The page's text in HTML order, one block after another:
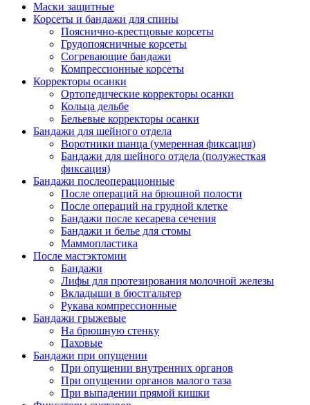
Маски защитные
Корсеты и бандажи для спины
Пояснично-крестцовые корсеты
Грудопоясничные корсеты
Согревающие бандажи
Компрессионные корсеты
Корректоры осанки
Ортопедические корректоры осанки
Кольца дельбе
Бельевые корректоры осанки
Бандажи для шейного отдела
Воротники шанца (умеренная фиксация)
Бандажи для шейного отдела (полужесткая
фиксация)
Бандажи послеоперационные
После операций на брюшной полости
После операций на грудной клетке
Бандажи после кесарева сечения
Бандажи и белье для стомы
Маммопластика
После мастэктомии
Бандажи
Лифы для протезирования молочной железы
Вкладыши в бюстгальтер
Рукава компрессионные
Бандажи грыжевые
На брюшную стенку
Паховые
Бандажи при опущении
При опущении внутренних органов
При опущении органов малого таза
При выпадении прямой кишки